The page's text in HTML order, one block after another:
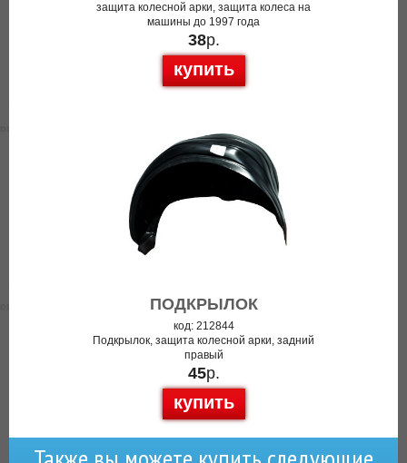
защита колесной арки, защита колеса на
машины до 1997 года
38р.
купить
ПОДКРЫЛОК
код: 212844
Подкрылок, защита колесной арки, задний
правый
45р.
купить